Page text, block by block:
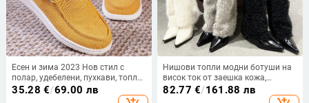
Есен и зима 2023 Нов стил с
полар, удебелени, пухкави, топли
европейски и американски
големи размери, трансгранична
35.28 €/69.00 лв
Нишови топли модни ботуши на
висок ток от заешка кожа,
дамски есенно-зимни панталони
с остър край, високи ботуши,
82.77 €/161.88 лв